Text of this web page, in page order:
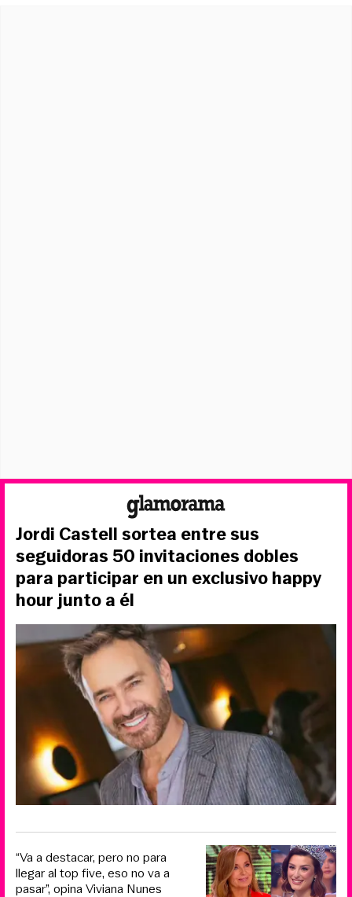
Jordi Castell sortea entre sus
seguidoras 50 invitaciones dobles
para participar en un exclusivo happy
hour junto a él
“Va a destacar, pero no para
llegar al top five, eso no va a
pasar”, opina Viviana Nunes